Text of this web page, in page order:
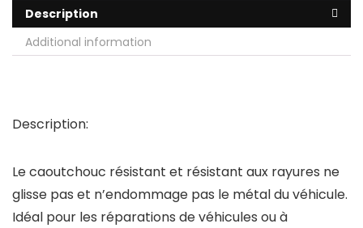
Description
Additional information
Description:
Le caoutchouc résistant et résistant aux rayures ne
glisse pas et n’endommage pas le métal du véhicule.
Idéal pour les réparations de véhicules ou à